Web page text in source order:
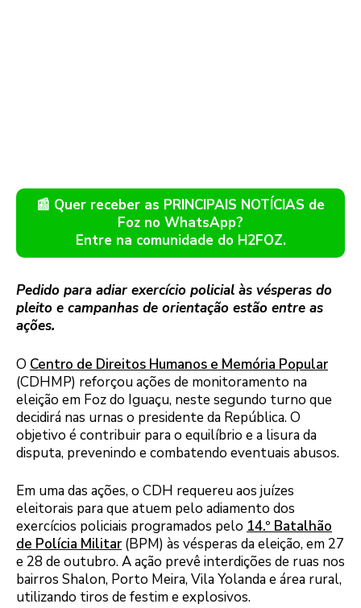
📰 Quer receber as PRINCIPAIS NOTÍCIAS de
Foz no WhatsApp?
Entre na comunidade do H2FOZ.
Pedido para adiar exercício policial às vésperas do
pleito e campanhas de orientação estão entre as
ações.
O Centro de Direitos Humanos e Memória Popular
(CDHMP) reforçou ações de monitoramento na
eleição em Foz do Iguaçu, neste segundo turno que
decidirá nas urnas o presidente da República. O
objetivo é contribuir para o equilíbrio e a lisura da
disputa, prevenindo e combatendo eventuais abusos.
Em uma das ações, o CDH requereu aos juízes
eleitorais para que atuem pelo adiamento dos
exercícios policiais programados pelo 14.º Batalhão
de Polícia Militar (BPM) às vésperas da eleição, em 27
e 28 de outubro. A ação prevê interdições de ruas nos
bairros Shalon, Porto Meira, Vila Yolanda e área rural,
utilizando tiros de festim e explosivos.